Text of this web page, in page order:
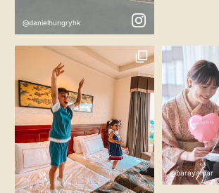
@danielhungryhk
@barayamar